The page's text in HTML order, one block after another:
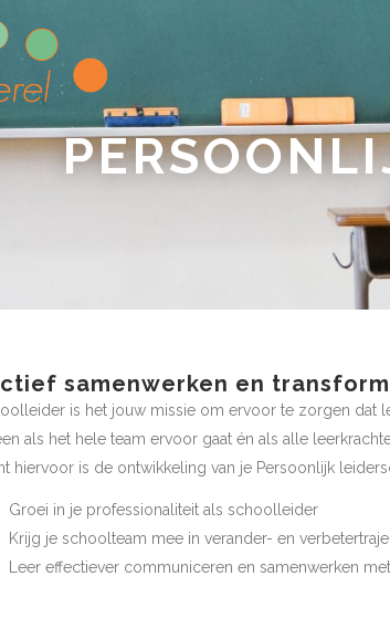
samenwerken en
is het jouw missie om ervoor te zorgen dat
als het hele team ervoor gaat én als alle
hiervoor is de ontwikkeling van je Persoonlijk
in je professionaliteit als schoolleider
je schoolteam mee in verander- en
effectiever communiceren en samenwerken met